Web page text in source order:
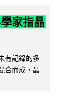
家指晶
有記錄的多
合而成，晶